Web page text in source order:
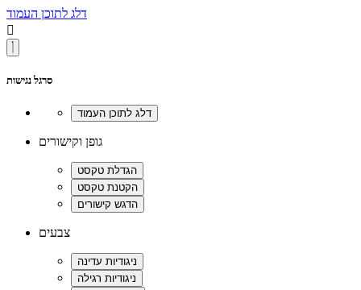
דלג לתוכן העמוד

סרגל נגישות
גופן וקישורים
צבעים